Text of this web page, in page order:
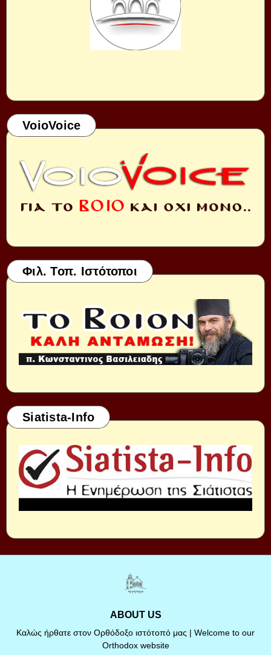
VoioVoice
Φιλ. Τοπ. Ιστότοποι
Siatista-Info
ABOUT US
Καλώς ήρθατε στον Ορθόδοξο ιστότοπό μας | Welcome to our
Orthodox website